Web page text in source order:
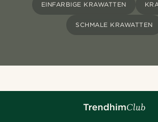
EINFARBIGE KRAWATTEN
SCHMALE KRAWATTEN